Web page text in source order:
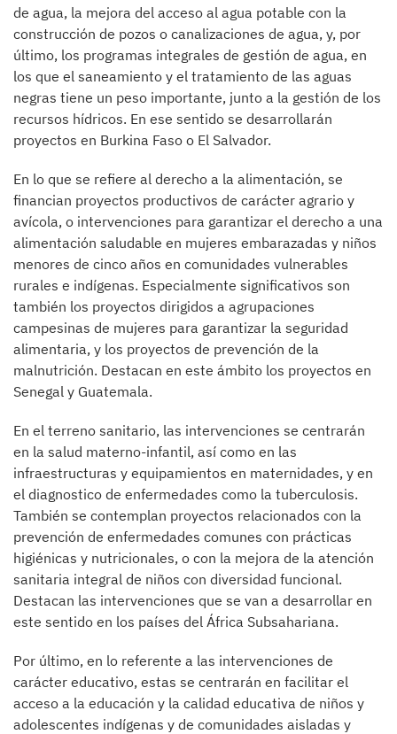
de agua, la mejora del acceso al agua potable con la
construcción de pozos o canalizaciones de agua, y, por
último, los programas integrales de gestión de agua, en
los que el saneamiento y el tratamiento de las aguas
negras tiene un peso importante, junto a la gestión de los
recursos hídricos. En ese sentido se desarrollarán
proyectos en Burkina Faso o El Salvador.
En lo que se refiere al derecho a la alimentación, se
financian proyectos productivos de carácter agrario y
avícola, o intervenciones para garantizar el derecho a una
alimentación saludable en mujeres embarazadas y niños
menores de cinco años en comunidades vulnerables
rurales e indígenas. Especialmente significativos son
también los proyectos dirigidos a agrupaciones
campesinas de mujeres para garantizar la seguridad
alimentaria, y los proyectos de prevención de la
malnutrición. Destacan en este ámbito los proyectos en
Senegal y Guatemala.
En el terreno sanitario, las intervenciones se centrarán
en la salud materno-infantil, así como en las
infraestructuras y equipamientos en maternidades, y en
el diagnostico de enfermedades como la tuberculosis.
También se contemplan proyectos relacionados con la
prevención de enfermedades comunes con prácticas
higiénicas y nutricionales, o con la mejora de la atención
sanitaria integral de niños con diversidad funcional.
Destacan las intervenciones que se van a desarrollar en
este sentido en los países del África Subsahariana.
Por último, en lo referente a las intervenciones de
carácter educativo, estas se centrarán en facilitar el
acceso a la educación y la calidad educativa de niños y
adolescentes indígenas y de comunidades aisladas y